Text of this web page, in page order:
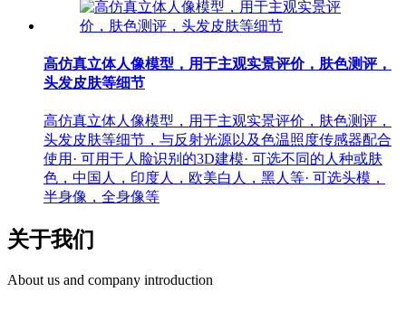
高仿真立体人像模型，用于主观实景评价，肤色测评，
头发皮肤等细节
高仿真立体人像模型，用于主观实景评价，肤色测评，
头发皮肤等细节，与反射光源以及色温照度传感器配合
使用· 可用于人脸识别的3D建模· 可选不同的人种或肤
色，中国人，印度人，欧美白人，黑人等· 可选头模，
半身像，全身像等
关于我们
About us and company introduction